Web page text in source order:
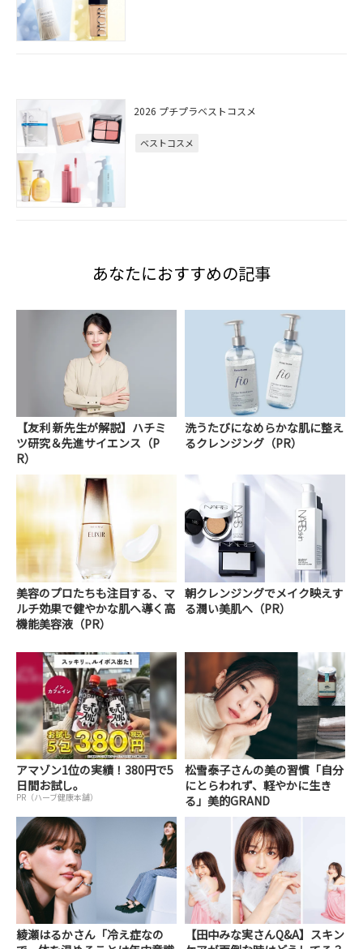
2026 プチプラベストコスメ
ベストコスメ
あなたにおすすめの記事
【友利 新先生が解説】ハチミ
ツ研究＆先進サイエンス（P
R）
洗うたびになめらかな肌に整え
るクレンジング（PR）
美容のプロたちも注目する、マ
ルチ効果で健やかな肌へ導く高
機能美容液（PR）
朝クレンジングでメイク映えす
る潤い美肌へ（PR）
アマゾン1位の実績！380円で5
日間お試し。
PR（ハーブ健康本舗）
松雪泰子さんの美の習慣「自分
にとらわれず、軽やかに生き
る」美的GRAND
綾瀬はるかさん「冷え症なの
【田中みな実さんQ&A】スキン